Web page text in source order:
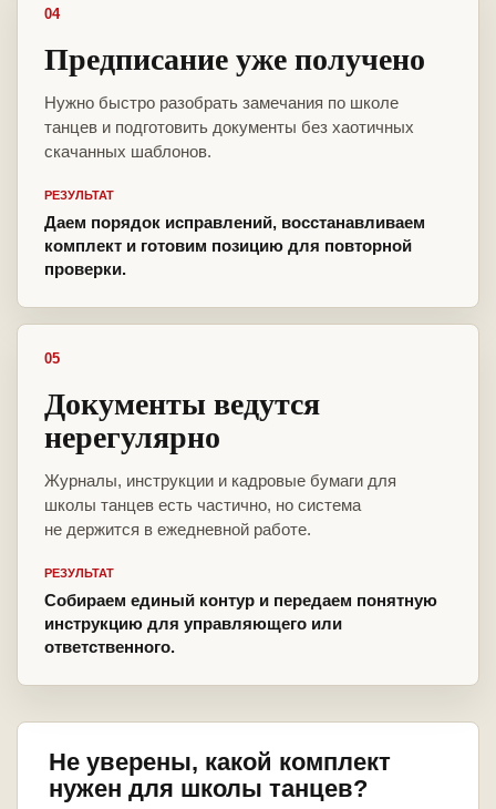
04
Предписание уже получено
Нужно быстро разобрать замечания по школе
танцев и подготовить документы без хаотичных
скачанных шаблонов.
РЕЗУЛЬТАТ
Даем порядок исправлений, восстанавливаем
комплект и готовим позицию для повторной
проверки.
05
Документы ведутся
нерегулярно
Журналы, инструкции и кадровые бумаги для
школы танцев есть частично, но система
не держится в ежедневной работе.
РЕЗУЛЬТАТ
Собираем единый контур и передаем понятную
инструкцию для управляющего или
ответственного.
Не уверены, какой комплект
нужен для школы танцев?